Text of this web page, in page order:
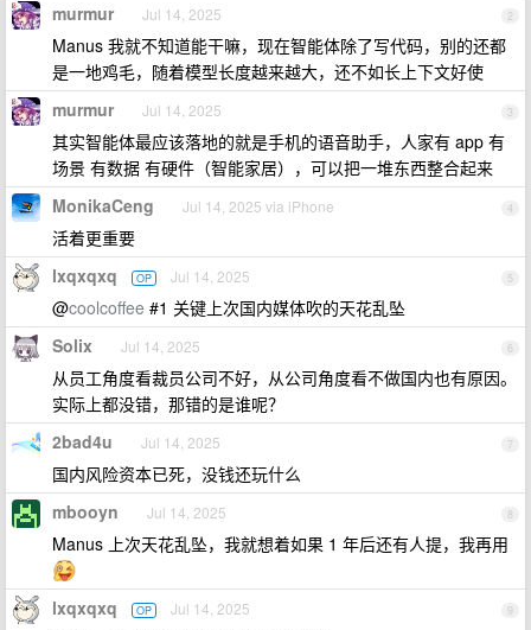
2
murmur Jul 14, 2025
Manus 我就不知道能干嘛，现在智能体除了写代码，别的还都
是一地鸡毛，随着模型长度越来越大，还不如长上下文好使
3
murmur Jul 14, 2025
其实智能体最应该落地的就是手机的语音助手，人家有 app 有
场景 有数据 有硬件（智能家居），可以把一堆东西整合起来
4
MonikaCeng Jul 14, 2025 via iPhone
活着更重要
5
lxqxqxq OP Jul 14, 2025
@coolcoffee #1 关键上次国内媒体吹的天花乱坠
6
Solix Jul 14, 2025
从员工角度看裁员公司不好，从公司角度看不做国内也有原因。
实际上都没错，那错的是谁呢？
7
2bad4u Jul 14, 2025
国内风险资本已死，没钱还玩什么
8
mbooyn Jul 14, 2025
Manus 上次天花乱坠，我就想着如果 1 年后还有人提，我再用
9
lxqxqxq OP Jul 14, 2025